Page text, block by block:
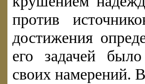
против
достижения
его задачей
своих намерений.